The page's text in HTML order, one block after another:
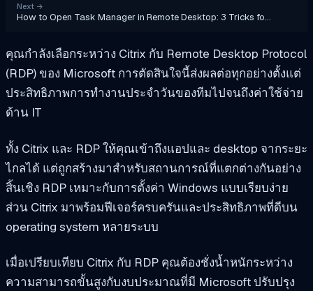
Next →
How to Open Task Manager in Remote Desktop: 3 Tricks fo…
คุณกำลังเลือกระหว่าง Citrix กับ Remote Desktop Protocol
(RDP) ของ Microsoft การตัดสินใจนี้ส่งผลต่อทุกอย่างตั้งแต่
ประสิทธิภาพการทำงานประจำวันของทีมไปจนถึงค่าใช้จ่าย
ด้าน IT
ทั้ง Citrix และ RDP ให้คุณเข้าถึงแอปและ desktop จากระยะ
ไกลได้ แต่ถูกสร้างมาสำหรับสถานการณ์ที่แตกต่างกันอย่าง
สิ้นเชิง RDP เหมาะกับการตั้งค่า Windows แบบเรียบง่าย
ส่วน Citrix มาพร้อมฟีเจอร์ครบครันและประสิทธิภาพที่ดีบน
operating system หลายระบบ
เมื่อเปรียบเทียบ Citrix กับ RDP คุณต้องชั่งน้ำหนักระหว่าง
ความสามารถขั้นสูงกับงบประมาณที่มี Microsoft ปรับปรุง